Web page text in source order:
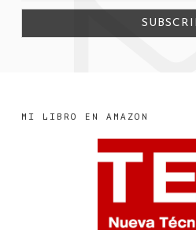
MI LIBRO EN AMAZON